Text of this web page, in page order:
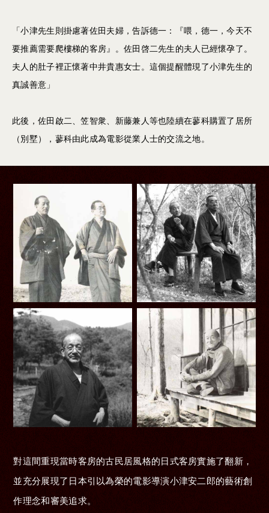
「⼩津先⽣則掛慮著佐⽥夫婦，告訴德⼀：『喂，德⼀，今天不
要推薦需要爬樓梯的客房』。佐⽥啓⼆先生的夫人已經懷孕了。
夫人的肚子裡正懷著中井貴惠女士。這個提醒體現了⼩津先⽣的
真誠善意」
此後，佐⽥啟⼆、笠智衆、新藤兼⼈等也陸續在蓼科購置了居所
（別墅），蓼科由此成為電影從業人士的交流之地。
對這間重現當時客房的古民居風格的日式客房實施了翻新，
並充分展現了日本引以為榮的電影導演小津安二郎的藝術創
作理念和審美追求。